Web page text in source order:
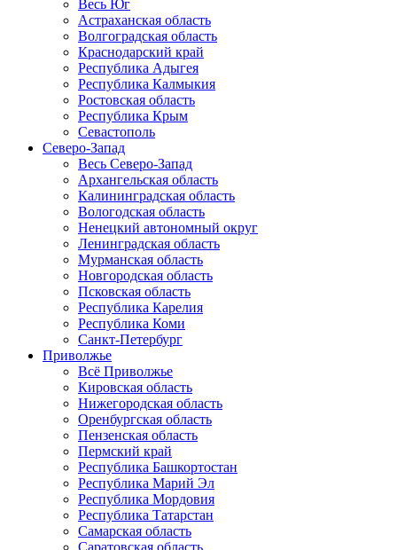
Весь Юг
Астраханская область
Волгоградская область
Краснодарский край
Республика Адыгея
Республика Калмыкия
Ростовская область
Республика Крым
Севастополь
Северо-Запад
Весь Северо-Запад
Архангельская область
Калининградская область
Вологодская область
Ненецкий автономный округ
Ленинградская область
Мурманская область
Новгородская область
Псковская область
Республика Карелия
Республика Коми
Санкт-Петербург
Приволжье
Всё Приволжье
Кировская область
Нижегородская область
Оренбургская область
Пензенская область
Пермский край
Республика Башкортостан
Республика Марий Эл
Республика Мордовия
Республика Татарстан
Самарская область
Саратовская область